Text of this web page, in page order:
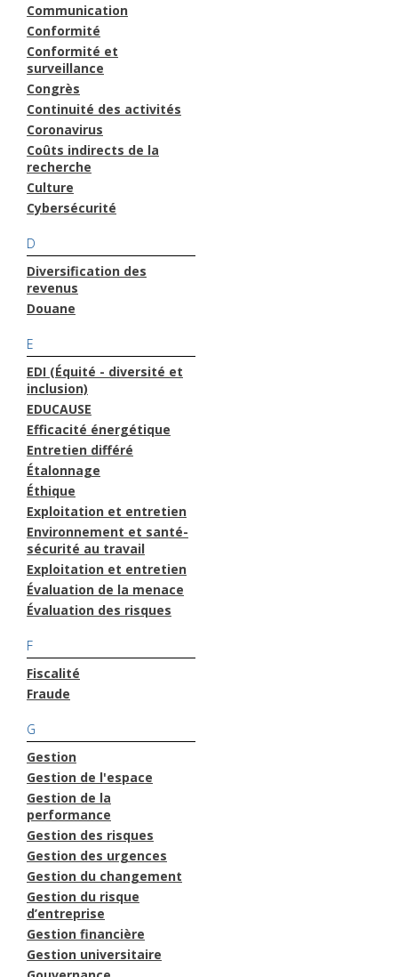
Communication
Conformité
Conformité et
surveillance
Congrès
Continuité des activités
Coronavirus
Coûts indirects de la
recherche
Culture
Cybersécurité
D
Diversification des
revenus
Douane
E
EDI (Équité - diversité et
inclusion)
EDUCAUSE
Efficacité énergétique
Entretien différé
Étalonnage
Éthique
Exploitation et entretien
Environnement et santé-
sécurité au travail
Exploitation et entretien
Évaluation de la menace
Évaluation des risques
F
Fiscalité
Fraude
G
Gestion
Gestion de l'espace
Gestion de la
performance
Gestion des risques
Gestion des urgences
Gestion du changement
Gestion du risque
d’entreprise
Gestion financière
Gestion universitaire